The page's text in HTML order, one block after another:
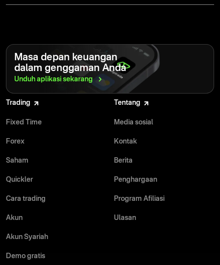
Masa depan keuangan
dalam genggaman Anda
Unduh aplikasi sekarang
Trading
Fixed Time
Forex
Saham
Quickler
Cara trading
Akun
Akun Syariah
Demo gratis
Tentang
Media sosial
Kontak
Berita
Penghargaan
Program Afiliasi
Ulasan